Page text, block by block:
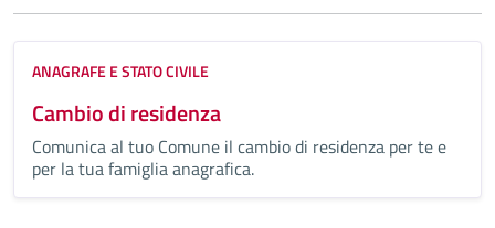
ANAGRAFE E STATO CIVILE
Cambio di residenza
Comunica al tuo Comune il cambio di residenza per te e
per la tua famiglia anagrafica.